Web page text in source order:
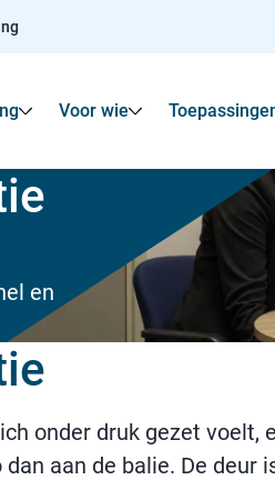
alarmering
Toon Submenu voor
Voor wie Toon
en
onder druk gezet
aan de balie. De deur